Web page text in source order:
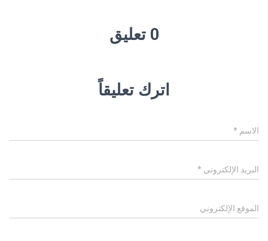
0 تعليق
اترك تعليقاً
الاسم *
البريد الإلكتروني *
الموقع الإلكتروني